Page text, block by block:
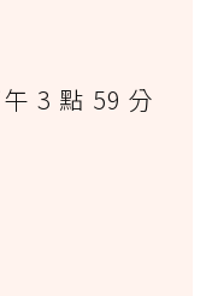
3 點 59 分